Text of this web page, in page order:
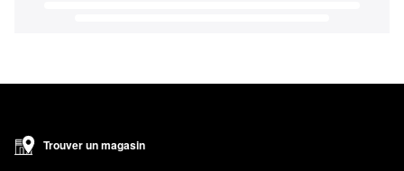
Trouver un magasin